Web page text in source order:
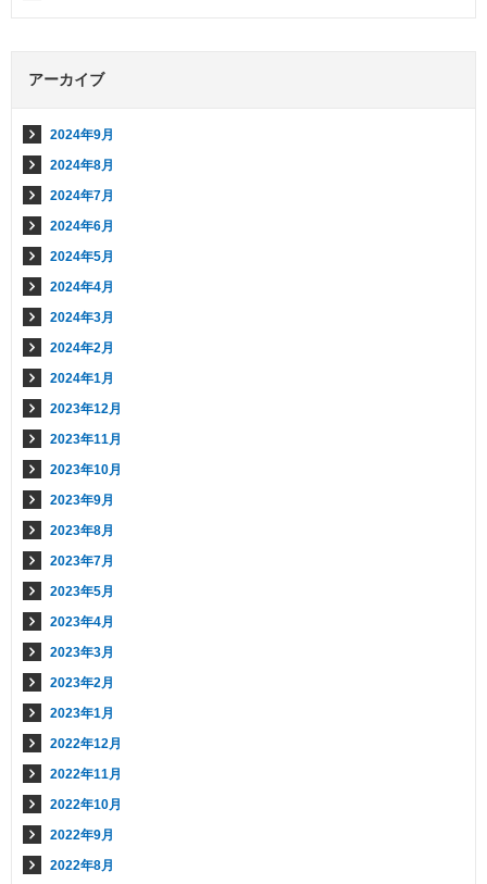
アーカイブ
2024年9月
2024年8月
2024年7月
2024年6月
2024年5月
2024年4月
2024年3月
2024年2月
2024年1月
2023年12月
2023年11月
2023年10月
2023年9月
2023年8月
2023年7月
2023年5月
2023年4月
2023年3月
2023年2月
2023年1月
2022年12月
2022年11月
2022年10月
2022年9月
2022年8月